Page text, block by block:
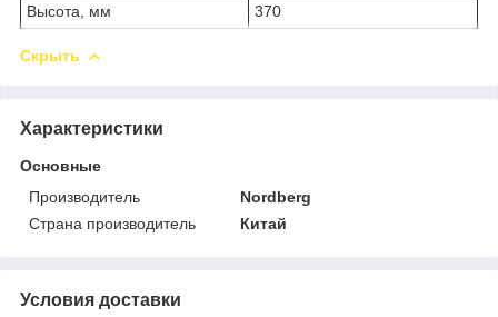
Высота, мм
370
Скрыть
Характеристики
Основные
Производитель
Nordberg
Страна производитель
Китай
Условия доставки